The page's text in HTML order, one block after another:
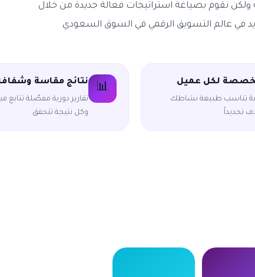
ولكن نقوم بصياغة استراتيجات فعالة جديدة من خلال
في عالم التسويق الرقمي في السوق السعودي
لكل عميل
تناسب طبيعة نشاطك
تحديداً
📊 نتائج مقاسة
تقارير دورية مفصّلة تتابع
وكل نتيجة تتحقق